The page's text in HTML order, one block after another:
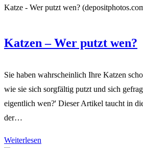
Wer
Chef
Katze - Wer putzt wen?
Katzen – Wer putzt wen?
Sie haben wahrscheinlich Ihre Katzen
wie sie sich sorgfältig putzt und sich
eigentlich wen?' Dieser Artikel taucht in
der…
Weiterlesen